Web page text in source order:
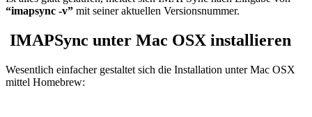
“imapsync -v” mit seiner aktuellen Versionsnummer.
IMAPSync unter Mac OSX installieren
Wesentlich einfacher gestaltet sich die Installation unter Mac OSX
mittel Homebrew: